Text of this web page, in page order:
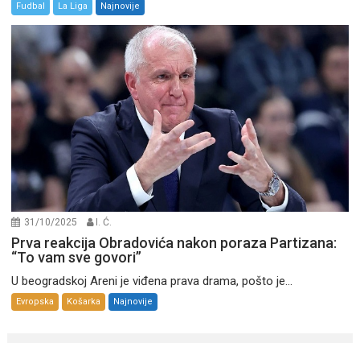
Fudbal La Liga Najnovije
31/10/2025 I. Ć.
Prva reakcija Obradovića nakon poraza Partizana:
“To vam sve govori”
U beogradskoj Areni je viđena prava drama, pošto je...
Evropska Košarka Najnovije